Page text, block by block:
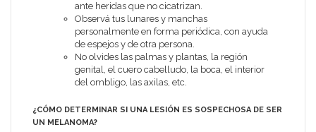
ante heridas que no cicatrizan.
Observá tus lunares y manchas
personalmente en forma periódica, con ayuda
de espejos y de otra persona.
No olvides las palmas y plantas, la región
genital, el cuero cabelludo, la boca, el interior
del ombligo, las axilas, etc.
¿CÓMO DETERMINAR SI UNA LESIÓN ES SOSPECHOSA DE SER
UN MELANOMA?